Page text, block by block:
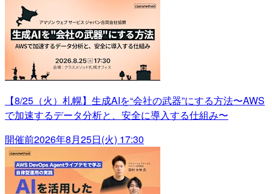
【8/25（火）札幌】生成AIを“会社の武器”にする方法〜AWS
で加速するデータ分析と、安全に導入する仕組み〜
開催前2026年8月25日(火) 17:30